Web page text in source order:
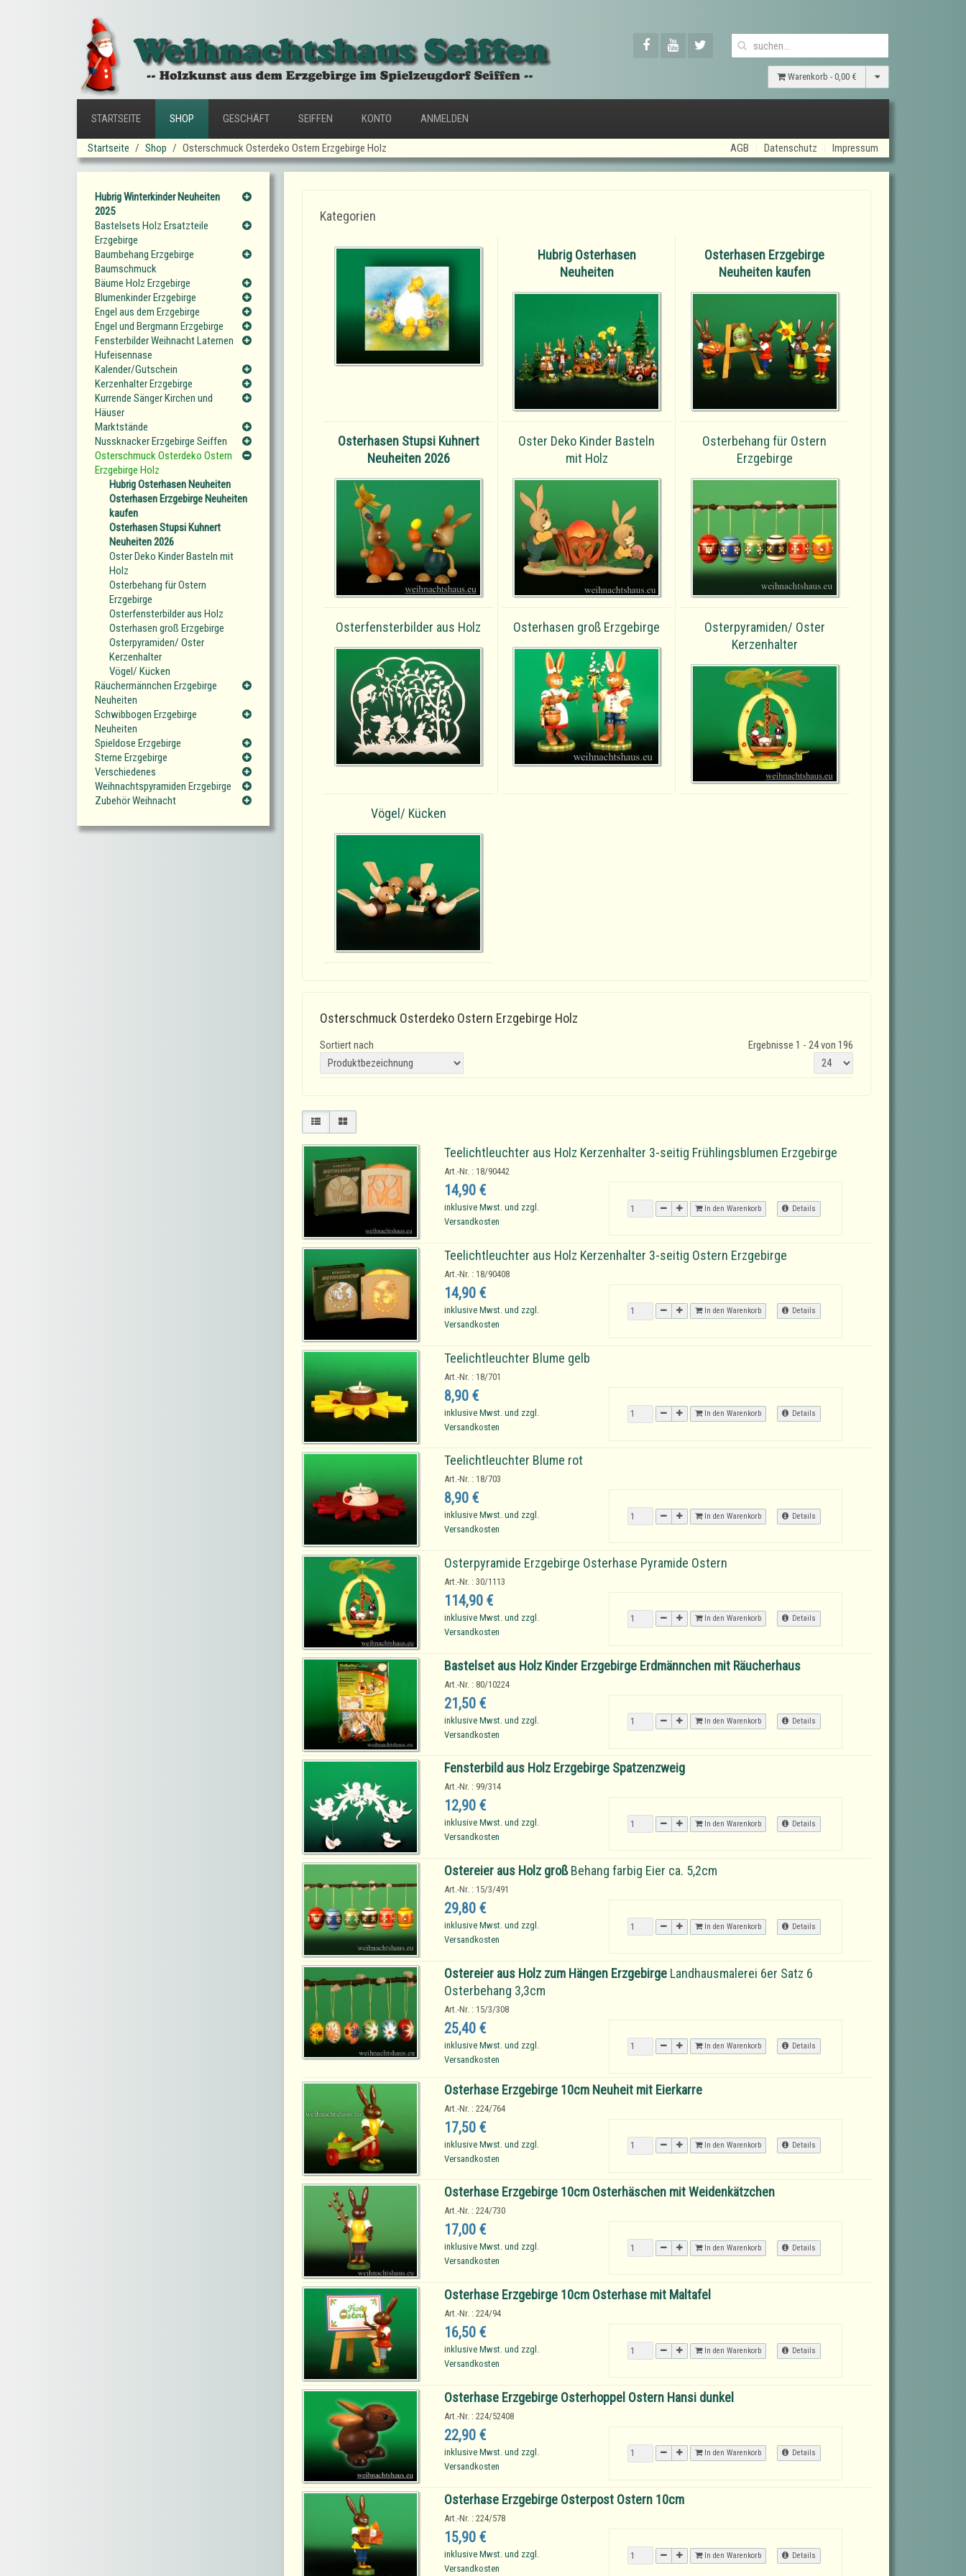
Warenkorb - 0,00 €
STARTSEITE SHOP GESCHÄFT SEIFFEN KONTO ANMELDEN
Startseite Shop Osterschmuck Osterdeko Ostern Erzgebirge Holz AGB Datenschutz Impressum
Kategorien
Hubrig Osterhasen
Neuheiten
Osterhasen Erzgebirge
Neuheiten kaufen
Osterhasen Stupsi Kuhnert
Neuheiten 2026
Oster Deko Kinder Basteln
mit Holz
Osterbehang für Ostern
Erzgebirge
Osterfensterbilder aus Holz Osterhasen groß Erzgebirge
Osterpyramiden/ Oster
Kerzenhalter
Vögel/ Kücken
Osterschmuck Osterdeko Ostern Erzgebirge Holz
Sortiert nach Ergebnisse 1 - 24 von 196
Teelichtleuchter aus Holz Kerzenhalter 3-seitig Frühlingsblumen Erzgebirge
Art.-Nr. : 18/90442
14,90 €
inklusive Mwst. und zzgl.
Versandkosten
In den Warenkorb Details
Teelichtleuchter aus Holz Kerzenhalter 3-seitig Ostern Erzgebirge
Art.-Nr. : 18/90408
14,90 €
inklusive Mwst. und zzgl.
Versandkosten
In den Warenkorb Details
Teelichtleuchter Blume gelb
Art.-Nr. : 18/701
8,90 €
inklusive Mwst. und zzgl.
Versandkosten
In den Warenkorb Details
Teelichtleuchter Blume rot
Art.-Nr. : 18/703
8,90 €
inklusive Mwst. und zzgl.
Versandkosten
In den Warenkorb Details
Osterpyramide Erzgebirge Osterhase Pyramide Ostern
Art.-Nr. : 30/1113
114,90 €
inklusive Mwst. und zzgl.
Versandkosten
In den Warenkorb Details
Bastelset aus Holz Kinder Erzgebirge Erdmännchen mit Räucherhaus
Art.-Nr. : 80/10224
21,50 €
inklusive Mwst. und zzgl.
Versandkosten
In den Warenkorb Details
Fensterbild aus Holz Erzgebirge Spatzenzweig
Art.-Nr. : 99/314
12,90 €
inklusive Mwst. und zzgl.
Versandkosten
In den Warenkorb Details
Ostereier aus Holz großBehang farbig Eier ca. 5,2cm
Art.-Nr. : 15/3/491
29,80 €
inklusive Mwst. und zzgl.
Versandkosten
In den Warenkorb Details
Ostereier aus Holz zum Hängen ErzgebirgeLandhausmalerei 6er Satz 6
Osterbehang 3,3cm
Art.-Nr. : 15/3/308
25,40 €
inklusive Mwst. und zzgl.
Versandkosten
In den Warenkorb Details
Osterhase Erzgebirge 10cm Neuheit mit Eierkarre
Art.-Nr. : 224/764
17,50 €
inklusive Mwst. und zzgl.
Versandkosten
In den Warenkorb Details
Osterhase Erzgebirge 10cm Osterhäschen mit Weidenkätzchen
Art.-Nr. : 224/730
17,00 €
inklusive Mwst. und zzgl.
Versandkosten
In den Warenkorb Details
Osterhase Erzgebirge 10cm Osterhase mit Maltafel
Art.-Nr. : 224/94
16,50 €
inklusive Mwst. und zzgl.
Versandkosten
In den Warenkorb Details
Osterhase Erzgebirge Osterhoppel Ostern Hansi dunkel
Art.-Nr. : 224/52408
22,90 €
inklusive Mwst. und zzgl.
Versandkosten
In den Warenkorb Details
Osterhase Erzgebirge Osterpost Ostern 10cm
Art.-Nr. : 224/578
15,90 €
inklusive Mwst. und zzgl.
Versandkosten
In den Warenkorb Details
Hubrig Winterkinder Neuheiten
2025
Bastelsets Holz Ersatzteile
Erzgebirge
Baumbehang Erzgebirge
Baumschmuck
Bäume Holz Erzgebirge
Blumenkinder Erzgebirge
Engel aus dem Erzgebirge
Engel und Bergmann Erzgebirge
Fensterbilder Weihnacht Laternen
Hufeisennase
Kalender/Gutschein
Kerzenhalter Erzgebirge
Kurrende Sänger Kirchen und
Häuser
Marktstände
Nussknacker Erzgebirge Seiffen
Osterschmuck Osterdeko Ostern
Erzgebirge Holz
Hubrig Osterhasen Neuheiten
Osterhasen Erzgebirge Neuheiten
kaufen
Osterhasen Stupsi Kuhnert
Neuheiten 2026
Oster Deko Kinder Basteln mit
Holz
Osterbehang für Ostern
Erzgebirge
Osterfensterbilder aus Holz
Osterhasen groß Erzgebirge
Osterpyramiden/ Oster
Kerzenhalter
Vögel/ Kücken
Räuchermännchen Erzgebirge
Neuheiten
Schwibbogen Erzgebirge
Neuheiten
Spieldose Erzgebirge
Sterne Erzgebirge
Verschiedenes
Weihnachtspyramiden Erzgebirge
Zubehör Weihnacht